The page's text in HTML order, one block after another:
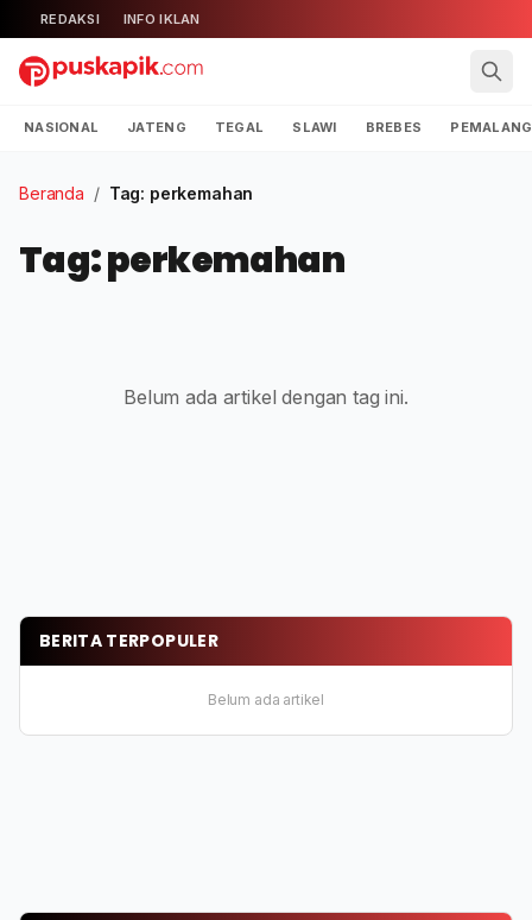
REDAKSI INFO IKLAN
NASIONAL JATENG TEGAL SLAWI BREBES PEMALANG
Beranda / Tag: perkemahan
Tag: perkemahan
Belum ada artikel dengan tag ini.
BERITA TERPOPULER
Belum ada artikel